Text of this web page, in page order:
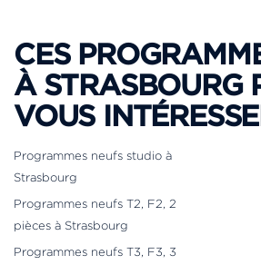
CES
À STRASBOURG
VOUS
Programmes neufs studio à
Strasbourg
Programmes neufs T2, F2, 2
pièces à Strasbourg
Programmes neufs T3, F3, 3